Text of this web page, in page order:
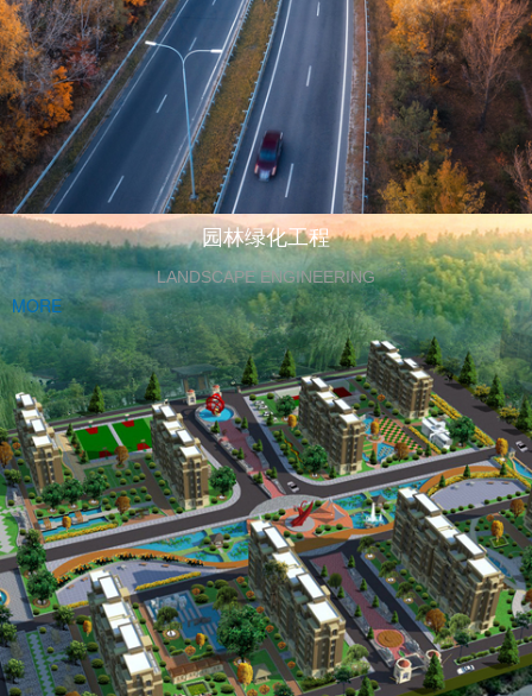
园林绿化工程
LANDSCAPE ENGINEERING
MORE